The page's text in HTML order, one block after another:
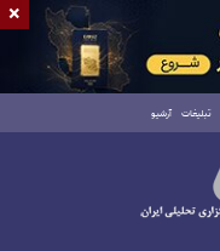
تبلیغات آرشیو
×